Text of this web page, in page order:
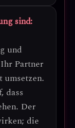
sind:
und
Partner
dass
Der
die